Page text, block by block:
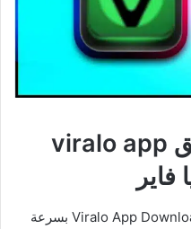
مميزات تحميل تطبيق viralo app
يتمتع تطبيق Viralo App Download بسرعة